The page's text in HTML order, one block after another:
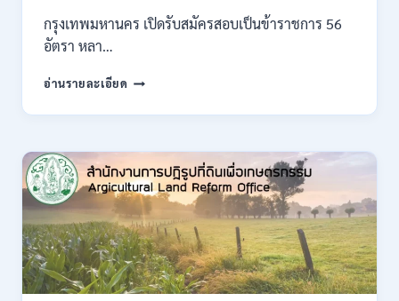
สมัคร
ONLINE
26
กรุงเทพมหานคร เปิดรับสมัครสอบเป็นข้าราชการ 56
อัตรา หลา…
อ่านรายละเอียด กรุงเทพมหานคร
รับ
สอบ
เป็น
ข้าราชการ
56
อัตรา
หลาย
ตำแหน่ง
/
ปวช.